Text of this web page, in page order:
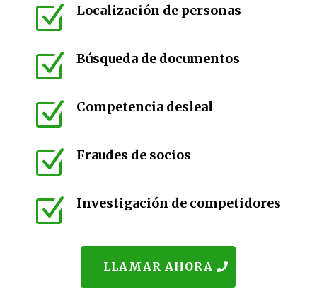
Z Localización de personas
Z Búsqueda de documentos
Z Competencia desleal
Z Fraudes de socios
Z Investigación de competidores
LLAMAR AHORA